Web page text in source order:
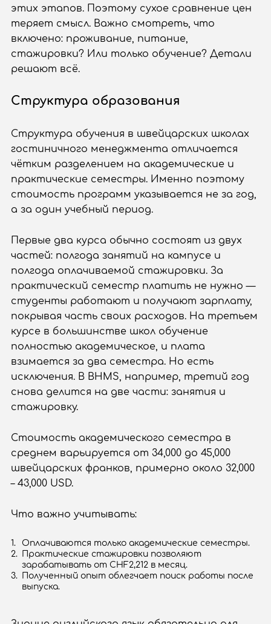
этих этапов. Поэтому сухое сравнение цен
теряет смысл. Важно смотреть, что
включено: проживание, питание,
стажировки? Или только обучение? Детали
решают всё.
Структура образования
Структура обучения в швейцарских школах
гостиничного менеджмента отличается
чётким разделением на академические и
практические семестры. Именно поэтому
стоимость программ указывается не за год,
а за один учебный период.
Первые два курса обычно состоят из двух
частей: полгода занятий на кампусе и
полгода оплачиваемой стажировки. За
практический семестр платить не нужно —
студенты работают и получают зарплату,
покрывая часть своих расходов. На третьем
курсе в большинстве школ обучение
полностью академическое, и плата
взимается за два семестра. Но есть
исключения. В BHMS, например, третий год
снова делится на две части: занятия и
стажировку.
Стоимость академического семестра в
среднем варьируется от 34,000 до 45,000
швейцарских франков, примерно около 32,000
– 43,000 USD.
Что важно учитывать:
Оплачиваются только академические семестры.
Практические стажировки позволяют
зарабатывать от CHF2,212 в месяц.
Полученный опыт облегчает поиск работы после
выпуска.